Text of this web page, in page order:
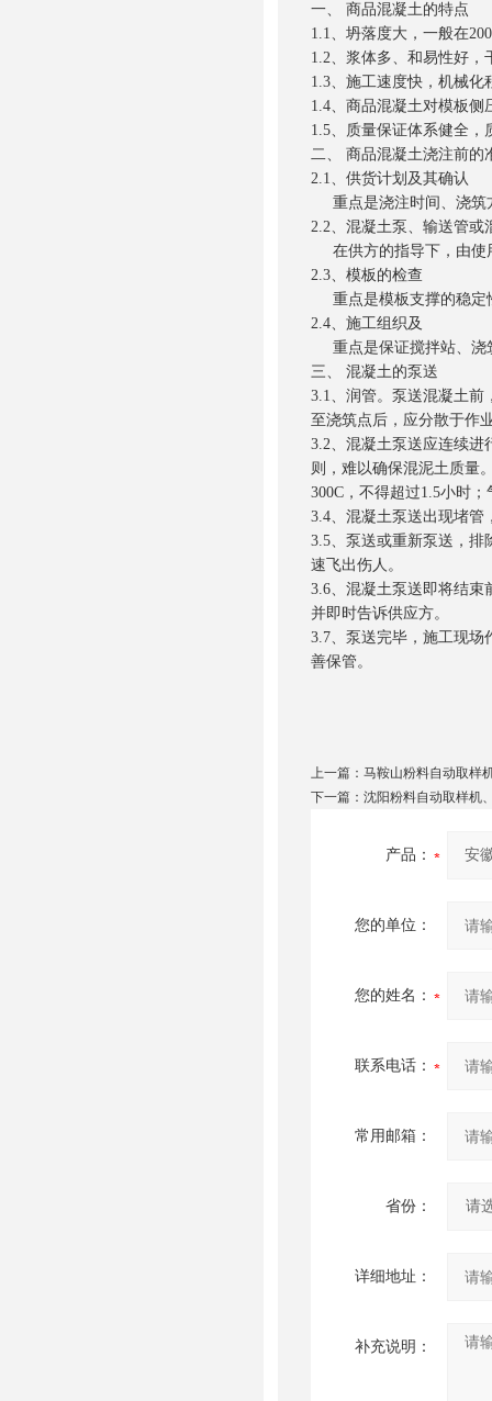
一、 商品混凝土的特点
1.1、坍落度大，一般在
1.2、浆体多、和易性好
1.3、施工速度快，机械化
1.4、商品混凝土对模板侧
1.5、质量保证体系健全，
二、 商品混凝土浇注前的
2.1、供货计划及其确认
重点是浇注时间、浇筑
2.2、混凝土泵、输送管或
在供方的指导下，由使
2.3、模板的检查
重点是模板支撑的稳定
2.4、施工组织及
重点是保证搅拌站、浇
三、 混凝土的泵送
3.1、润管。泵送混凝土前
至浇筑点后，应分散于作
3.2、混凝土泵送应连续
则，难以确保混泥土质量
300C，不得超过1.5小时
3.4、混凝土泵送出现堵
3.5、泵送或重新泵送，
速飞出伤人。
3.6、混凝土泵送即将结
并即时告诉供应方。
3.7、泵送完毕，施工现
善保管。
上一篇： 马鞍山粉料自动取样
下一篇： 沈阳粉料自动取样机
产品：
您的单位：
您的姓名：
联系电话：
常用邮箱：
省份：
详细地址：
补充说明：